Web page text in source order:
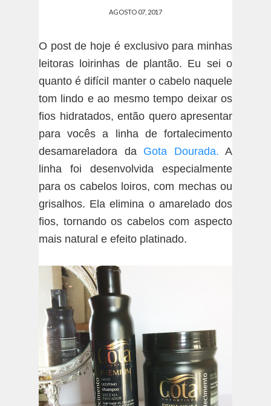
AGOSTO 07, 2017
O post de hoje é exclusivo para minhas
leitoras loirinhas de plantão. Eu sei o
quanto é difícil manter o cabelo naquele
tom lindo e ao mesmo tempo deixar os
fios hidratados, então quero apresentar
para vocês a linha de fortalecimento
desamareladora da Gota Dourada. A
linha foi desenvolvida especialmente
para os cabelos loiros, com mechas ou
grisalhos. Ela elimina o amarelado dos
fios, tornando os cabelos com aspecto
mais natural e efeito platinado.